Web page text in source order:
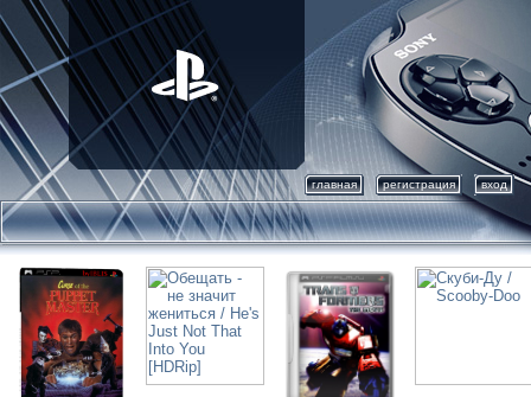
главная регистрация вход